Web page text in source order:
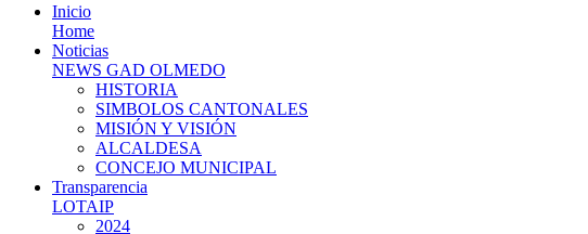
Inicio
Home
Noticias
NEWS GAD OLMEDO
HISTORIA
SIMBOLOS CANTONALES
MISIÓN Y VISIÓN
ALCALDESA
CONCEJO MUNICIPAL
Transparencia
LOTAIP
2024